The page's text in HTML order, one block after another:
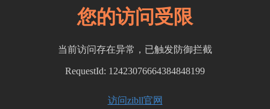
您的访问受限
当前访问存在异常，已触发防御拦截
RequestId: 12423076664384848199
访问zibll官网